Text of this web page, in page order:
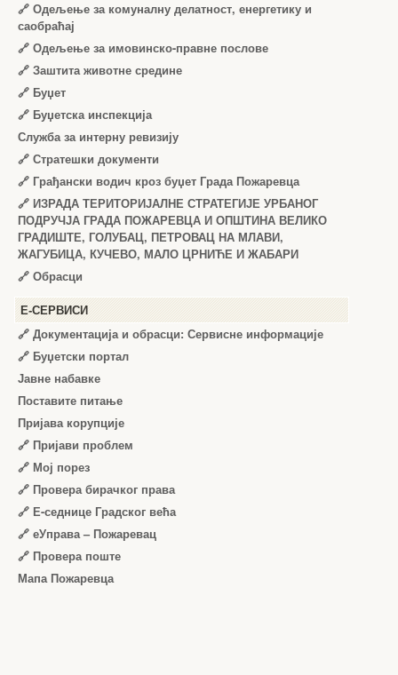
🔗 Одељење за комуналну делатност, енергетику и
саобраћај
🔗 Одељење за имовинско-правне послове
🔗 Заштита животне средине
🔗 Буџет
🔗 Буџетска инспекција
Служба за интерну ревизију
🔗 Стратешки документи
🔗 Грађански водич кроз буџет Града Пожаревца
🔗 ИЗРАДА ТЕРИТОРИЈАЛНЕ СТРАТЕГИЈЕ УРБАНОГ
ПОДРУЧЈА ГРАДА ПОЖАРЕВЦА И ОПШТИНА ВЕЛИКО
ГРАДИШТЕ, ГОЛУБАЦ, ПЕТРОВАЦ НА МЛАВИ,
ЖАГУБИЦА, КУЧЕВО, МАЛО ЦРНИЋЕ И ЖАБАРИ
🔗 Обрасци
Е-СЕРВИСИ
🔗 Документација и обрасци: Сервисне информације
🔗 Буџетски портал
Јавне набавке
Поставите питање
Пријава корупције
🔗 Пријави проблем
🔗 Мој порез
🔗 Провера бирачког права
🔗 Е-седнице Градског већа
🔗 еУправа – Пожаревац
🔗 Провера поште
Мапа Пожаревца